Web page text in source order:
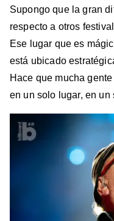
Supongo que la gran
respecto a otros
Ese lugar que es
está ubicado
Hace que mucha
en un solo lugar, en